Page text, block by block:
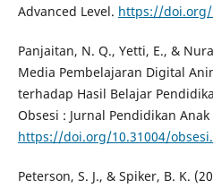
Advanced Level. https://doi.org/
Panjaitan, N. Q., Yetti, E., &
Media Pembelajaran Digital
terhadap Hasil Belajar
Obsesi : Jurnal Pendidikan
https://doi.org/10.31004/
Peterson, S. J., & Spiker, B. K.